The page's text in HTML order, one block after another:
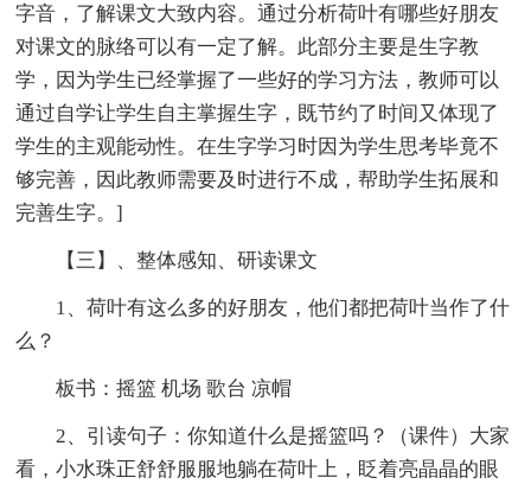
字音，了解课文大致内容。通过分析荷叶有哪些好朋友
对课文的脉络可以有一定了解。此部分主要是生字教
学，因为学生已经掌握了一些好的学习方法，教师可以
通过自学让学生自主掌握生字，既节约了时间又体现了
学生的主观能动性。在生字学习时因为学生思考毕竟不
够完善，因此教师需要及时进行不成，帮助学生拓展和
完善生字。]
【三】、整体感知、研读课文
1、荷叶有这么多的好朋友，他们都把荷叶当作了什
么？
板书：摇篮 机场 歌台 凉帽
2、引读句子：你知道什么是摇篮吗？（课件）大家
看，小水珠正舒舒服服地躺在荷叶上，眨着亮晶晶的眼